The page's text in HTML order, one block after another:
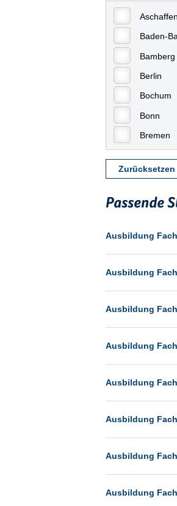
Baden-
Bamberg
Berlin
Bochum
Bonn
Bremen
Celle
Chemnitz
Dresden
Erfurt
Essen
Frankfurt
Freiburg
Hamburg
Hannover
Heilbronn
Zurücksetzen
Passende
Ausbildung
Ausbildung
Ausbildung
Ausbildung
Ausbildung
Ausbildung
Ausbildung
Ausbildung